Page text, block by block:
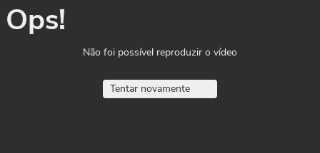
Ops!
Não foi possível reproduzir o vídeo
Tentar novamente